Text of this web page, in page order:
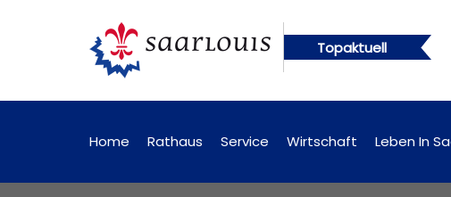
Topaktuell
Öffentliche Bekanntmachungen künftig online abrufbar
Home Rathaus Service Wirtschaft Leben In